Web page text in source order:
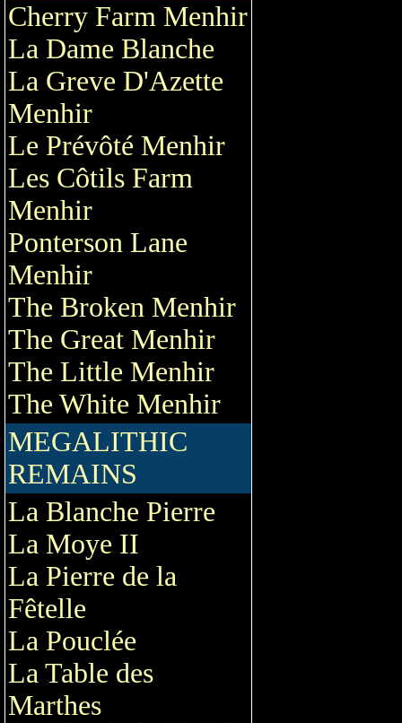
Cherry Farm Menhir
La Dame Blanche
La Greve D'Azette
Menhir
Le Prévôté Menhir
Les Côtils Farm
Menhir
Ponterson Lane
Menhir
The Broken Menhir
The Great Menhir
The Little Menhir
The White Menhir
MEGALITHIC
REMAINS
La Blanche Pierre
La Moye II
La Pierre de la
Fêtelle
La Pouclée
La Table des
Marthes